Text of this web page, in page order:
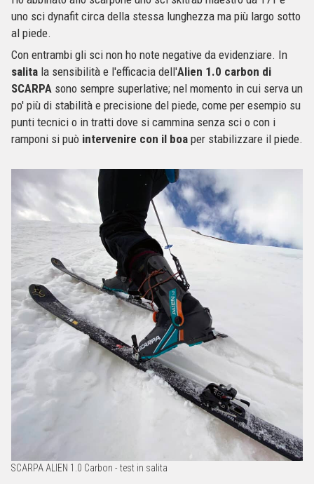
uno sci dynafit circa della stessa lunghezza ma più largo sotto
al piede.
Con entrambi gli sci non ho note negative da evidenziare. In
salita la sensibilità e l'efficacia dell'Alien 1.0 carbon di
SCARPA sono sempre superlative; nel momento in cui serva un
po' più di stabilità e precisione del piede, come per esempio su
punti tecnici o in tratti dove si cammina senza sci o con i
ramponi si può intervenire con il boa per stabilizzare il piede.
SCARPA ALIEN 1.0 Carbon - test in salita